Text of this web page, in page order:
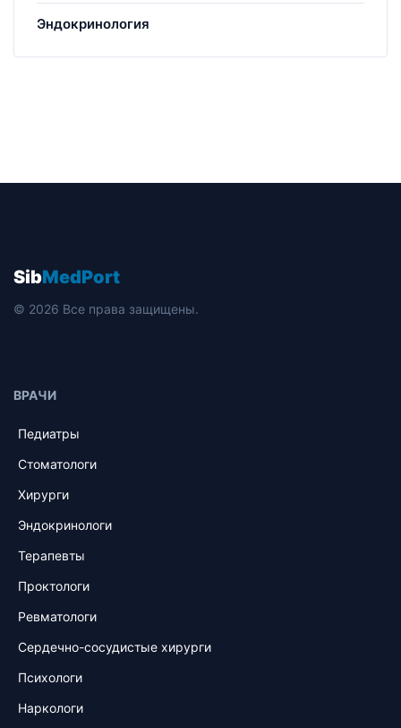
Эндокринология
SibMedPort
© 2026 Все права защищены.
ВРАЧИ
Педиатры
Стоматологи
Хирурги
Эндокринологи
Терапевты
Проктологи
Ревматологи
Сердечно-сосудистые хирурги
Психологи
Наркологи